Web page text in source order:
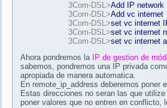
3Com-DSL>Add IP network
3Com-DSL>Add vc internet
3Com-DSL>set vc internet
3Com-DSL>set vc internet
3Com-DSL>set vc internet
Ahora pondremos la IP de gestion de
sabemos, pondremos una IP privada
apropiada de manera automatica.
En remote_ip_address deberemos poner
Estas direcciones no seran las que
poner valores que no entren en conflicto,